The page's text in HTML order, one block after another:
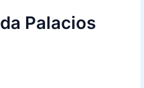
Palacios